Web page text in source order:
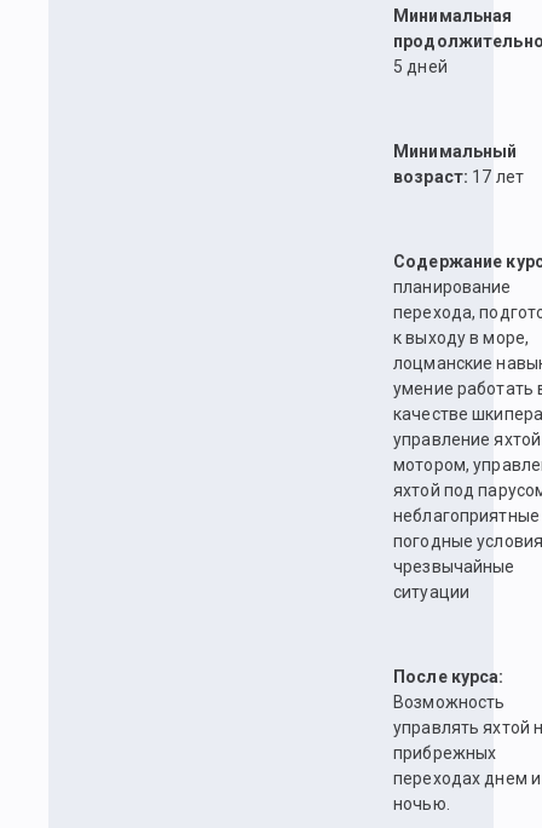
Минимальная
5 дней
Минимальный
возраст: 17 лет
Содержание
планирование
перехода,
к выходу в море,
лоцманские
умение работать
качестве
управление
мотором,
яхтой под
неблагоприятные
погодные
чрезвычайные
ситуации
После курса:
Возможность
управлять яхтой
прибрежных
переходах днем и
ночью.